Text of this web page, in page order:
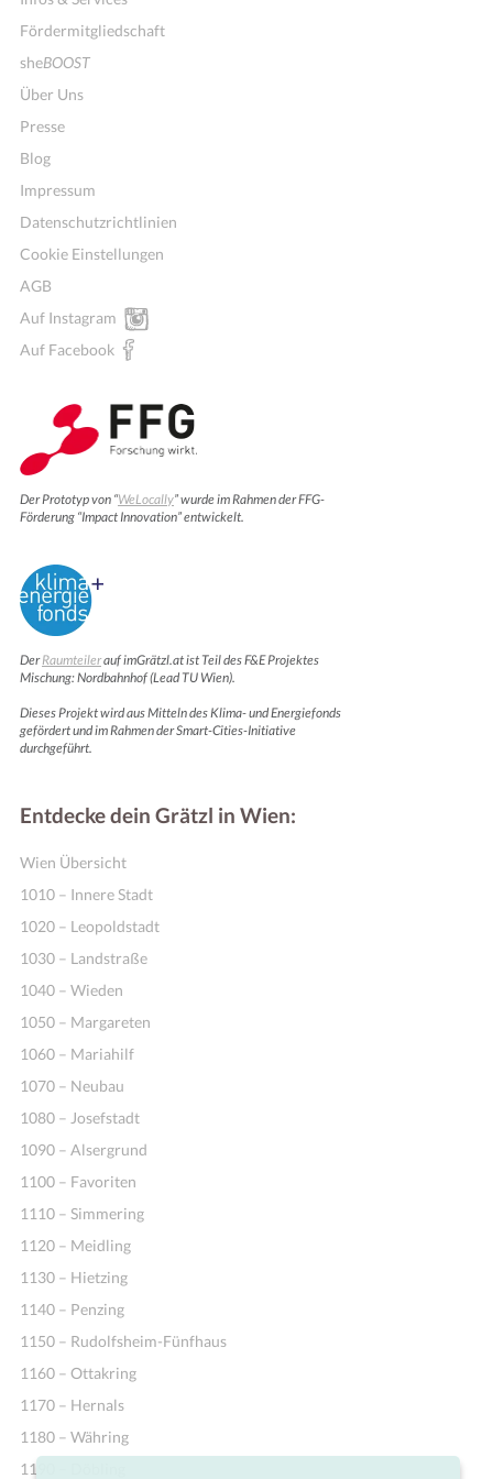
Fördermitgliedschaft
sheBOOST
Über Uns
Presse
Blog
Impressum
Datenschutzrichtlinien
Cookie Einstellungen
AGB
Auf Instagram
Auf Facebook
Der Prototyp von “WeLocally” wurde im Rahmen der FFG-
Förderung “Impact Innovation” entwickelt.
DerRaumteilerauf imGrätzl.at ist Teil des F&E Projektes
Mischung: Nordbahnhof (Lead TU Wien).
Dieses Projekt wird aus Mitteln des Klima- und Energiefonds
gefördert und im Rahmen der Smart-Cities-Initiative
durchgeführt.
Entdecke dein Grätzl in Wien:
Wien Übersicht
1010 – Innere Stadt
1020 – Leopoldstadt
1030 – Landstraße
1040 – Wieden
1050 – Margareten
1060 – Mariahilf
1070 – Neubau
1080 – Josefstadt
1090 – Alsergrund
1100 – Favoriten
1110 – Simmering
1120 – Meidling
1130 – Hietzing
1140 – Penzing
1150 – Rudolfsheim-Fünfhaus
1160 – Ottakring
1170 – Hernals
1180 – Währing
1190 – Döbling